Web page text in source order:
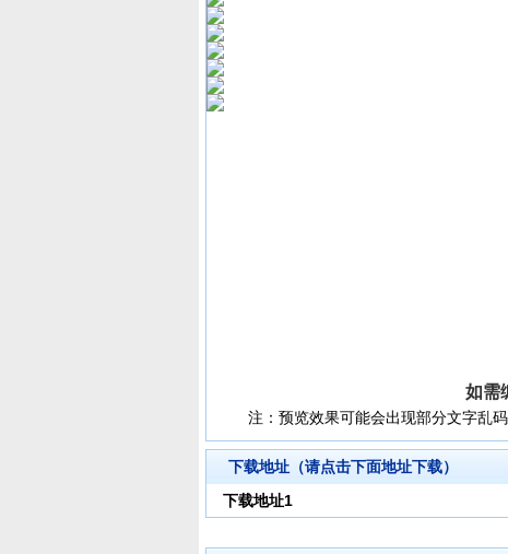
如需
注：预览效果可能会出现部分文字乱
下载地址（请点击下面地址下载）
下载地址1